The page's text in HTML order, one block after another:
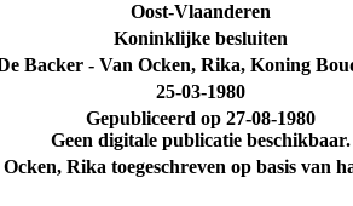
Oost-Vlaanderen
Koninklijke besluiten
Backer - Van Ocken, Rika, Koning
25-03-1980
Gepubliceerd op 27-08-1980
Geen digitale publicatie beschikbaar.
Rika toegeschreven op basis van